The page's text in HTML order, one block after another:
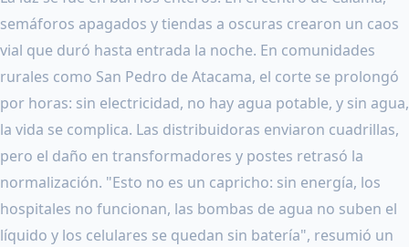
semáforos apagados y tiendas a oscuras crearon un caos
vial que duró hasta entrada la noche. En comunidades
rurales como San Pedro de Atacama, el corte se prolongó
por horas: sin electricidad, no hay agua potable, y sin agua,
la vida se complica. Las distribuidoras enviaron cuadrillas,
pero el daño en transformadores y postes retrasó la
normalización. "Esto no es un capricho: sin energía, los
hospitales no funcionan, las bombas de agua no suben el
líquido y los celulares se quedan sin batería", resumió un